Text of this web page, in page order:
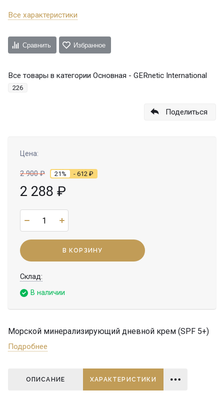
Все характеристики
Сравнить Избранное
Все товары в категории Основная - GERnetic International
226
Поделиться
Цена:
2 900₽ 21% - 612 ₽
2 288 ₽
В КОРЗИНУ
Cклад:
В наличии
Морской минерализирующий дневной крем (SPF 5+)
Подробнее
ОПИСАНИЕ ХАРАКТЕРИСТИКИ